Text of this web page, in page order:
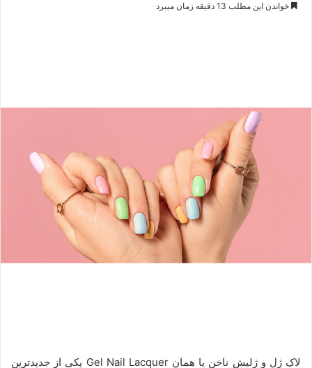
خواندن این مطلب 13 دقیقه زمان میبرد
لاک ژل و ژلیش ناخن یا همان Gel Nail Lacquer یکی از جدیدترین